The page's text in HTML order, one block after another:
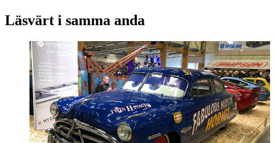
Läsvärt i samma anda